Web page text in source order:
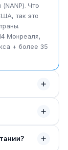
Что
так это
Монреаля,
+ более 35
в 1947
схему
+1
если бы это